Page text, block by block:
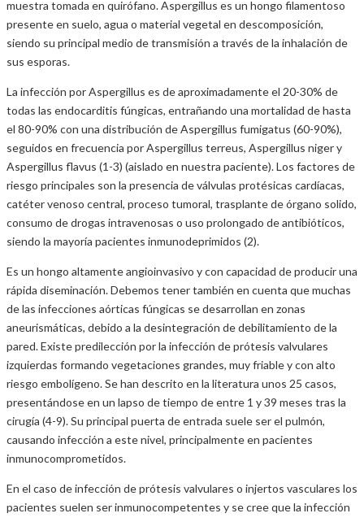
muestra tomada en quirófano. Aspergillus es un hongo filamentoso
presente en suelo, agua o material vegetal en descomposición,
siendo su principal medio de transmisión a través de la inhalación de
sus esporas.
La infección por Aspergillus es de aproximadamente el 20-30% de
todas las endocarditis fúngicas, entrañando una mortalidad de hasta
el 80-90% con una distribución de Aspergillus fumigatus (60-90%),
seguidos en frecuencia por Aspergillus terreus, Aspergillus niger y
Aspergillus flavus (1-3) (aislado en nuestra paciente). Los factores de
riesgo principales son la presencia de válvulas protésicas cardíacas,
catéter venoso central, proceso tumoral, trasplante de órgano solido,
consumo de drogas intravenosas o uso prolongado de antibióticos,
siendo la mayoría pacientes inmunodeprimidos (2).
Es un hongo altamente angioinvasivo y con capacidad de producir una
rápida diseminación. Debemos tener también en cuenta que muchas
de las infecciones aórticas fúngicas se desarrollan en zonas
aneurismáticas, debido a la desintegración de debilitamiento de la
pared. Existe predilección por la infección de prótesis valvulares
izquierdas formando vegetaciones grandes, muy friable y con alto
riesgo embolígeno. Se han descrito en la literatura unos 25 casos,
presentándose en un lapso de tiempo de entre 1 y 39 meses tras la
cirugía (4-9). Su principal puerta de entrada suele ser el pulmón,
causando infección a este nivel, principalmente en pacientes
inmunocomprometidos.
En el caso de infección de prótesis valvulares o injertos vasculares los
pacientes suelen ser inmunocompetentes y se cree que la infección